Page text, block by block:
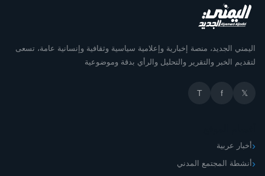
اليمني الجديد، منصة إخبارية وإعلامية سياسية وثقافية وإنسانية عامة، تسعى
لتقديم الخبر والتقرير والتحليل والرأي بدقة وموضوعية
𝕏
f
T
أخبار عربية
أنشطة المجتمع المدني